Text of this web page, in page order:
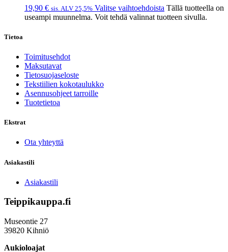
19,90 € sis. ALV 25,5% Valitse vaihtoehdoista Tällä tuotteella on
useampi muunnelma. Voit tehdä valinnat tuotteen sivulla.
Tietoa
Toimitusehdot
Maksutavat
Tietosuojaseloste
Tekstiilien kokotaulukko
Asennusohjeet tarroille
Tuotetietoa
Ekstrat
Ota yhteyttä
Asiakastili
Asiakastili
Teippikauppa.fi
Museontie 27
39820 Kihniö
Aukioloajat